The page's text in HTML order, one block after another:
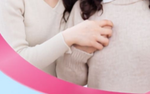
Chia sẻ
Sức khỏe sinh sản